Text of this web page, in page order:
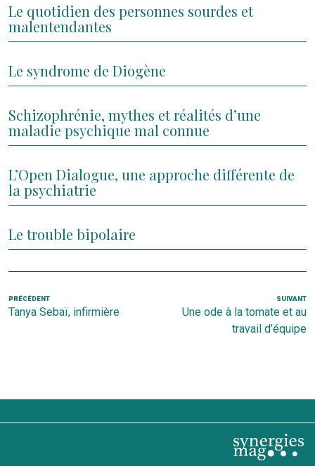
Le quotidien des personnes sourdes et
malentendantes
Le syndrome de Diogène
Schizophrénie, mythes et réalités d’une
maladie psychique mal connue
L’Open Dialogue, une approche différente de
la psychiatrie
Le trouble bipolaire
Navigation
de
Article
précédent
PRÉCÉDENT
Tanya Sebaï, infirmière
SUIVANT
Une ode à la tomate et au
travail d’équipe